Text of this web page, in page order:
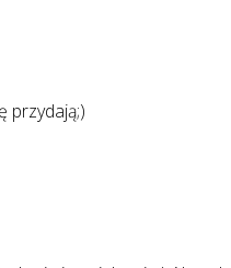
przydają;)